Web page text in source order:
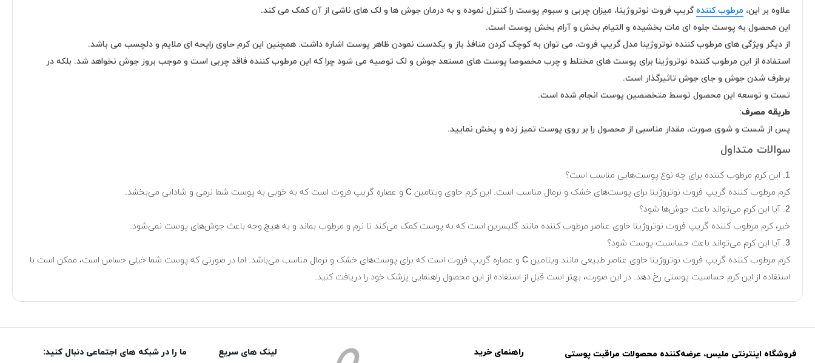
علاوه بر این، مرطوب کنندهگریپ فروت نوتروژینا، میزان چربی و سبوم پوست را کنترل نموده و به درمان جوش ها و لک های ناشی از آن کمک می کند.
این محصول به پوست جلوه ای مات بخشیده و التیام بخش و آرام بخش پوست است.
از دیگر ویژگی های مرطوب کننده نوتروژینا مدل گریپ فروت، می توان به کوچک کردن منافذ باز و یکدست نمودن ظاهر پوست اشاره داشت. همچنین این کرم حاوی رایحه ای ملایم و دلچسب می باشد.
استفاده از این مرطوب کننده نوتروژینا برای پوست های مختلط و چرب مخصوصا پوست های مستعد جوش و لک توصیه می شود چرا که این مرطوب کننده فاقد چربی است و موجب بروز جوش نخواهد شد. بلکه در
برطرف شدن جوش و جای جوش تاثیرگذار است.
تست و توسعه این محصول توسط متخصصین پوست انجام شده است.
طریقه مصرف:
پس از شست و شوی صورت، مقدار مناسبی از محصول را بر روی پوست تمیز زده و پخش نمایید.
سوالات متداول
1. این کرم مرطوب کننده برای چه نوع پوست‌هایی مناسب است؟
کرم مرطوب کننده گریپ فروت نوتروژینا برای پوست‌های خشک و نرمال مناسب است. این کرم حاوی ویتامین C و عصاره گریپ فروت است که به خوبی به پوست شما نرمی و شادابی می‌بخشد.
2. آیا این کرم می‌تواند باعث جوش‌ها شود؟
خیر، کرم مرطوب کننده گریپ فروت نوتروژینا حاوی عناصر مرطوب کننده مانند گلیسرین است که به پوست کمک می‌کند تا نرم و مرطوب بماند و به هیچ وجه باعث جوش‌های پوست نمی‌شود.
3. آیا این کرم می‌تواند باعث حساسیت پوست شود؟
کرم مرطوب کننده گریپ فروت نوتروژینا حاوی عناصر طبیعی مانند ویتامین C و عصاره گریپ فروت است که برای پوست‌های خشک و نرمال مناسب می‌باشد. اما در صورتی که پوست شما خیلی حساس است، ممکن است با
استفاده از این کرم حساسیت پوستی رخ دهد. در این صورت، بهتر است قبل از استفاده از این محصول راهنمایی پزشک خود را دریافت کنید.
فروشگاه اینترنتی ملیس، عرضه‌کننده محصولات مراقبت پوستی راهنمای خرید لینک های سریع ما را در شبکه های اجتماعی دنبال کنید: